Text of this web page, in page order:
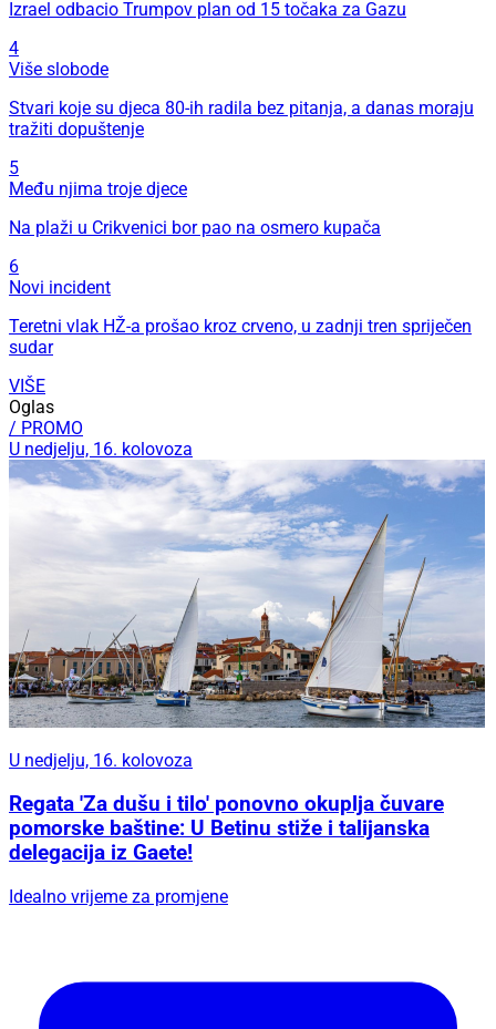
Izrael odbacio Trumpov plan od 15 točaka za Gazu
4
Više slobode
Stvari koje su djeca 80-ih radila bez pitanja, a danas moraju
tražiti dopuštenje
5
Među njima troje djece
Na plaži u Crikvenici bor pao na osmero kupača
6
Novi incident
Teretni vlak HŽ-a prošao kroz crveno, u zadnji tren spriječen
sudar
VIŠE
Oglas
/ PROMO
U nedjelju, 16. kolovoza
U nedjelju, 16. kolovoza
Regata 'Za dušu i tilo' ponovno okuplja čuvare
pomorske baštine: U Betinu stiže i talijanska
delegacija iz Gaete!
Idealno vrijeme za promjene